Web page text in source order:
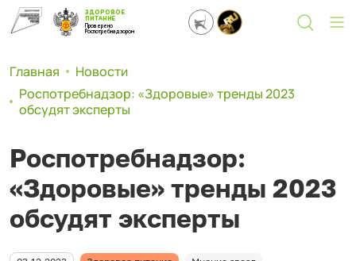
ЗДОРОВОЕ
ПИТАНИЕ
Проверено
Роспотребнадзором
Главная
Новости
Роспотребнадзор: «Здоровые» тренды 2023
обсудят эксперты
Роспотребнадзор:
«Здоровые» тренды 2023
обсудят эксперты